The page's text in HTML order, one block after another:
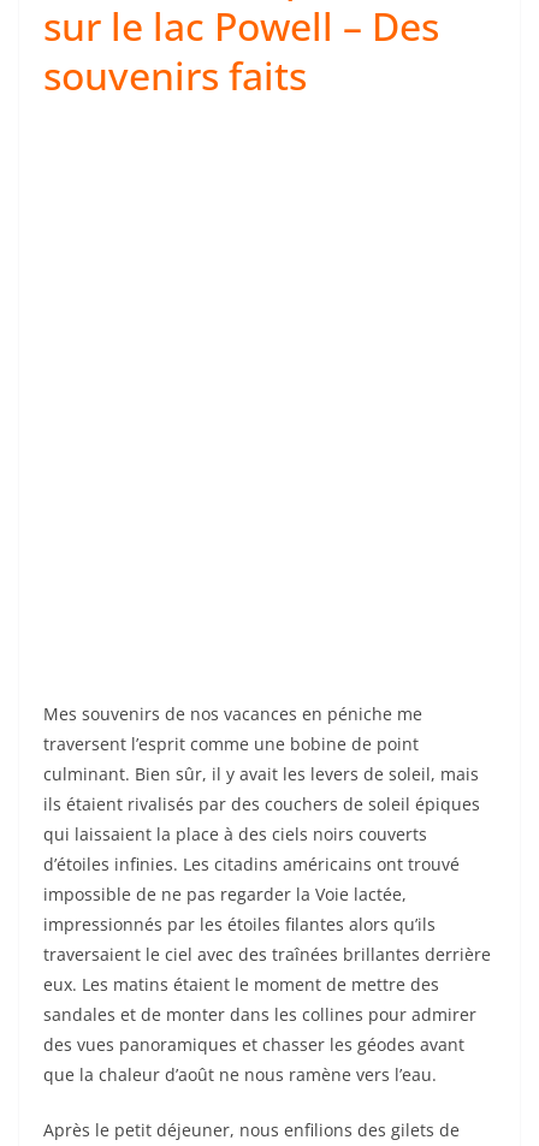
sur le lac Powell – Des
souvenirs faits
Mes souvenirs de nos vacances en péniche me
traversent l’esprit comme une bobine de point
culminant. Bien sûr, il y avait les levers de soleil, mais
ils étaient rivalisés par des couchers de soleil épiques
qui laissaient la place à des ciels noirs couverts
d’étoiles infinies. Les citadins américains ont trouvé
impossible de ne pas regarder la Voie lactée,
impressionnés par les étoiles filantes alors qu’ils
traversaient le ciel avec des traînées brillantes derrière
eux. Les matins étaient le moment de mettre des
sandales et de monter dans les collines pour admirer
des vues panoramiques et chasser les géodes avant
que la chaleur d’août ne nous ramène vers l’eau.
Après le petit déjeuner, nous enfilions des gilets de